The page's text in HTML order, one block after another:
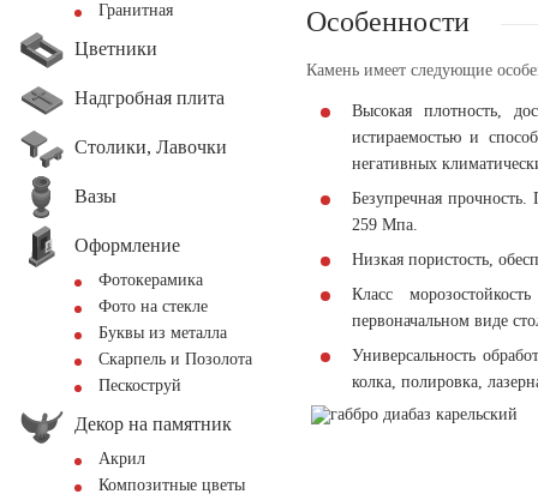
Гранитная
Цветники
Надгробная плита
Столики, Лавочки
Вазы
Оформление
Фотокерамика
Фото на стекле
Буквы из металла
Скарпель и Позолота
Пескоструй
Декор на памятник
Акрил
Композитные цветы
Особенности
Камень имеет следующие
Высокая плотность,
истираемостью и
негативных
Безупречная
259 Мпа.
Низкая пористость,
Класс
первоначальном виде
Универсальность
колка, полировка,